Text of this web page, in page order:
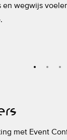
en wegwijs
met Event